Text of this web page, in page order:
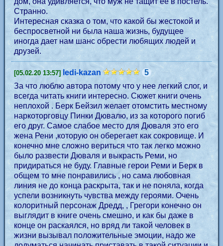
Странно.
Интересная сказка о том, что какой бы жестокой и
беспросветной ни была наша жизнь, будущее
иногда дает нам шанс обрести любящих людей и
друзей.
[05.02.20 13:57] ledi-kazan
5
За что люблю автора потому что у нее легкий слог, и
всегда читать книги интересно. Сюжет книги очень
неплохой . Берк Бейзил желает отомстить местному
наркоторговцу Пинки Дювалю, из за которого погиб
его друг. Самое слабое место для Дюваля это его
жена Рени ,которую он оберегает как сокровище. И
конечно мне сложно вериться что так легко можно
было развести Дюваля и выкрасть Реми, но
придираться не буду. Главные герои Реми и Берк в
общем то мне понравились , но сама любовная
линия не до конца раскрыта, так и не поняла, когда
успели возникнуть чувства между героями. Очень
колоритный персонаж Дредд, , Грегори конечно он
выглядит в книге очень смешно, и как бы даже в
конце он раскаялся, но вряд ли такой человек в
жизни вызывал положительные эмоции, надо же